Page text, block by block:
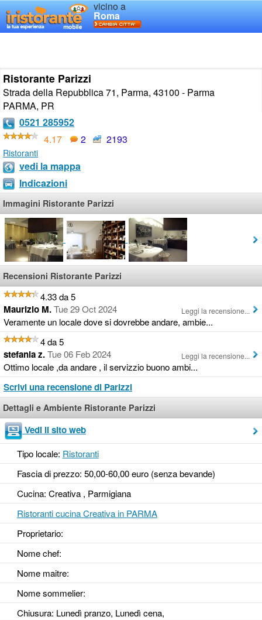
vicino a
Roma
Ristorante Parizzi
Strada della Repubblica 71, Parma, 43100 - Parma
PARMA, PR
0521 285952
4.17
2 2193
Ristoranti
vedi la mappa
Indicazioni
Immagini Ristorante Parizzi
Recensioni Ristorante Parizzi
4.33 da 5
Maurizio M.Tue 29 Oct 2024
Veramente un locale dove si dovrebbe andare, ambie...
Leggi la recensione...
4 da 5
stefania z.Tue 06 Feb 2024
Ottimo locale ,da andare , il servizzio buono ambi...
Leggi la recensione...
Scrivi una recensione di Parizzi
Dettagli e Ambiente Ristorante Parizzi
Vedi il sito web
Tipo locale: Ristoranti
Fascia di prezzo: 50,00-60,00 euro (senza bevande)
Cucina: Creativa , Parmigiana
Ristoranti cucina Creativa in PARMA
Proprietario:
Nome chef:
Nome maitre:
Nome sommelier:
Chiusura: Lunedì pranzo, Lunedì cena,